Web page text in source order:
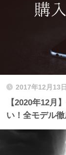
2017年12月13日
【2020年12月
い！全モデル